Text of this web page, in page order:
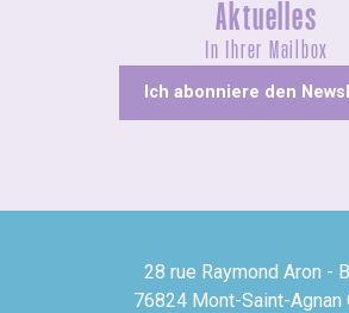
Aktuelles
In Ihrer Mailbox
Ich abonniere den
28 rue Raymond Aron -
76824 Mont-Saint-Agnan